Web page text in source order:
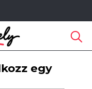
egy